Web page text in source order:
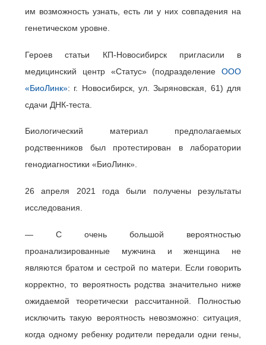
им возможность узнать, есть ли у них совпадения на
генетическом уровне.
Героев статьи КП-Новосибирск пригласили в
медицинский центр «Статус» (подразделение ООО
«БиоЛинк»: г. Новосибирск, ул. Зыряновская, 61) для
сдачи ДНК-теста.
Биологический материал предполагаемых
родственников был протестирован в лаборатории
генодиагностики «БиоЛинк».
26 апреля 2021 года были получены результаты
исследования.
— С очень большой вероятностью
проанализированные мужчина и женщина не
являются братом и сестрой по матери. Если говорить
корректно, то вероятность родства значительно ниже
ожидаемой теоретически рассчитанной. Полностью
исключить такую вероятность невозможно: ситуация,
когда одному ребенку родители передали одни гены,